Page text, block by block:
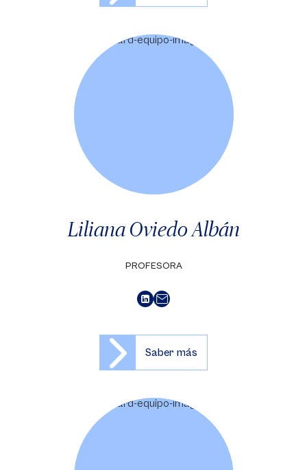
Liliana Oviedo Albán
PROFESORA
Saber más